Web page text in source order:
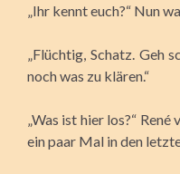
„Ihr kennt euch?“ Nun
„Flüchtig, Schatz. Geh
noch was zu klären.“
„Was ist hier los?“
ein paar Mal in den